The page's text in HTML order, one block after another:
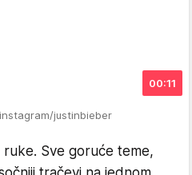
00:11
justinbieber
Sve goruće teme,